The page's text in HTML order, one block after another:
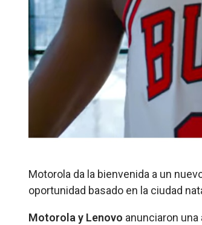
Motorola da la bienvenida a un
oportunidad basado en la ciudad
Motorola y Lenovo anunciaron